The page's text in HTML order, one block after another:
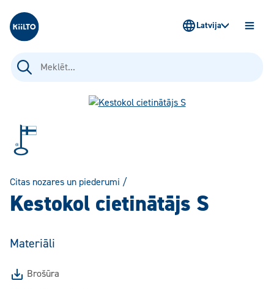
Kiilto Latvija
Meklēt:
Latvija
Citas nozares un piederumi /
Kestokol cietinātājs S
Materiāli
Brošūra